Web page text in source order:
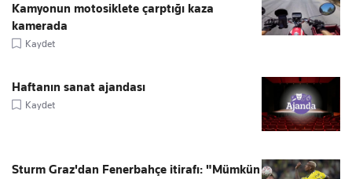
Kamyonun motosiklete çarptığı kaza
kamerada
Kaydet
Haftanın sanat ajandası
Kaydet
Sturm Graz'dan Fenerbahçe itirafı: "Mümkün